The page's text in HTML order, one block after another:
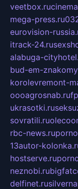
veetbox.ru
mega-press.ru
eurovision-
itrack-24.ru
alabuga-
bud-em-
korolevremont-
oooagrosnab.ru
ukrasotki.ru
sovratili.ru
rbc-news.ru
13autor-
hostserve.ru
neznobi.ru
delfinet.ru